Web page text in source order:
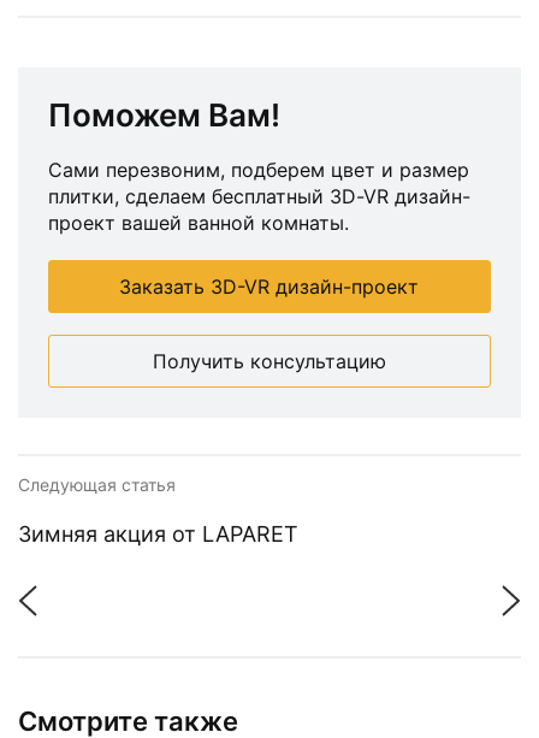
Поможем Вам!
Сами перезвоним, подберем цвет и размер
плитки, сделаем бесплатный 3D-VR дизайн-
проект вашей ванной комнаты.
Заказать 3D-VR дизайн-проект
Получить консультацию
Следующая статья
Зимняя акция от LAPARET
Смотрите также